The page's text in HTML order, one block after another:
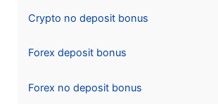
Crypto no deposit bonus
Forex deposit bonus
Forex no deposit bonus